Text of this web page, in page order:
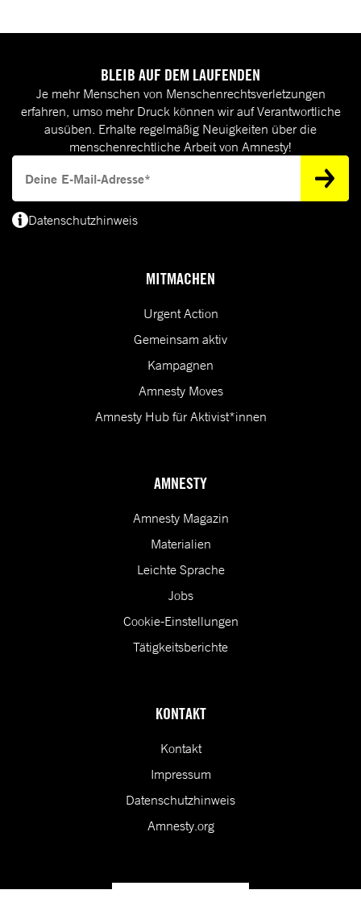
MITMACHEN
Urgent Action
Gemeinsam aktiv
Kampagnen
Amnesty Moves
Amnesty Hub für Aktivist*innen
AMNESTY
Amnesty Magazin
Materialien
Leichte Sprache
Jobs
Cookie-Einstellungen
Tätigkeitsberichte
KONTAKT
Kontakt
Impressum
Datenschutzhinweis
Amnesty.org
BLEIB AUF DEM LAUFENDEN
Je mehr Menschen von Menschenrechtsverletzungen
erfahren, umso mehr Druck können wir auf Verantwortliche
ausüben. Erhalte regelmäßig Neuigkeiten über die
menschenrechtliche Arbeit von Amnesty!
Datenschutzhinweis